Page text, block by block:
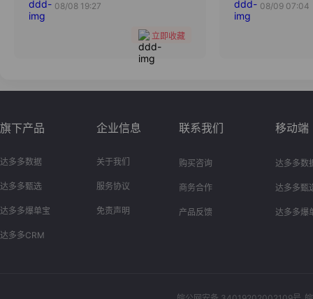
08/08 19:27
立即收藏
08/09 07:04
旗下产品
达多多数据
达多多甄选
达多多爆单宝
达多多CRM
企业信息
关于我们
服务协议
免责声明
联系我们
购买咨询
商务合作
产品反馈
移动端
达多多数
达多多甄
达多多爆